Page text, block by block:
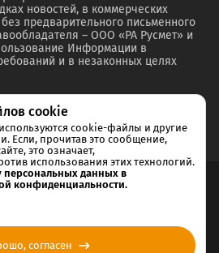
новостей, в коммерческих
предварительного письменного
– ООО «РА Русмет» и
Информации в
и в незаконных целях
персональных данных
cookie
cookie-файлы и другие
Если, прочитав это сообщение,
это означает,
использования этих технологий.
персональных данных в
конфиденциальности.
согласен